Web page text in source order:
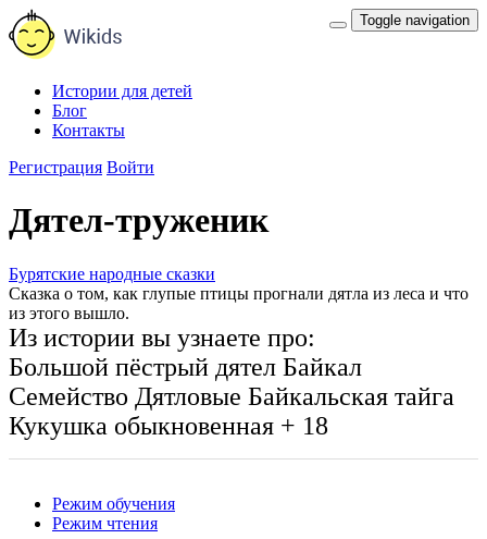
Toggle navigation
Истории для детей
Блог
Контакты
Регистрация Войти
Дятел-труженик
Бурятские народные сказки
Сказка о том, как глупые птицы прогнали дятла из леса и что
из этого вышло.
Из истории вы узнаете про:
Большой пёстрый дятел Байкал
Семейство Дятловые Байкальская тайга
Кукушка обыкновенная + 18
Режим обучения
Режим чтения